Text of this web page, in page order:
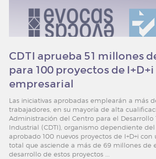
CDTI aprueba 51 millones
para 100 proyectos de I+D+i
empresarial
Las iniciativas aprobadas emplearán a más
trabajadores, en su mayoría de alta
Administración del Centro para el Desarrollo
Industrial (CDTI), organismo dependiente del
aprobado 100 nuevos proyectos de I+D+i con
total que asciende a más de 69 millones de
desarrollo de estos proyectos ...